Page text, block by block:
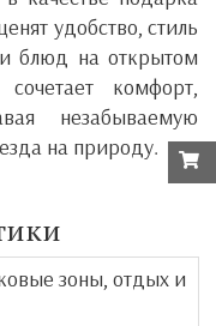
удобство, стиль
блюд на открытом
сочетает комфорт,
незабываемую
на природу.
зоны, отдых и